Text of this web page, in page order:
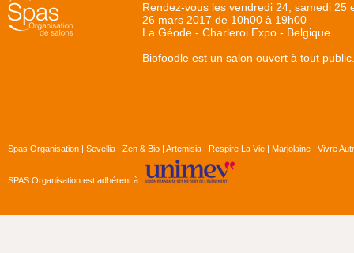
Rendez-vous les vendredi 24, samedi 25
26 mars 2017 de 10h00 à 19h00
La Géode - Charleroi Expo - Belgique
Biofoodle est un salon ouvert à tout public.
Spas Organisation | Sevellia | Zen & Bio | Artemisia | Respire La Vie | Marjolaine | Vivre
SPAS Organisation est adhérent à